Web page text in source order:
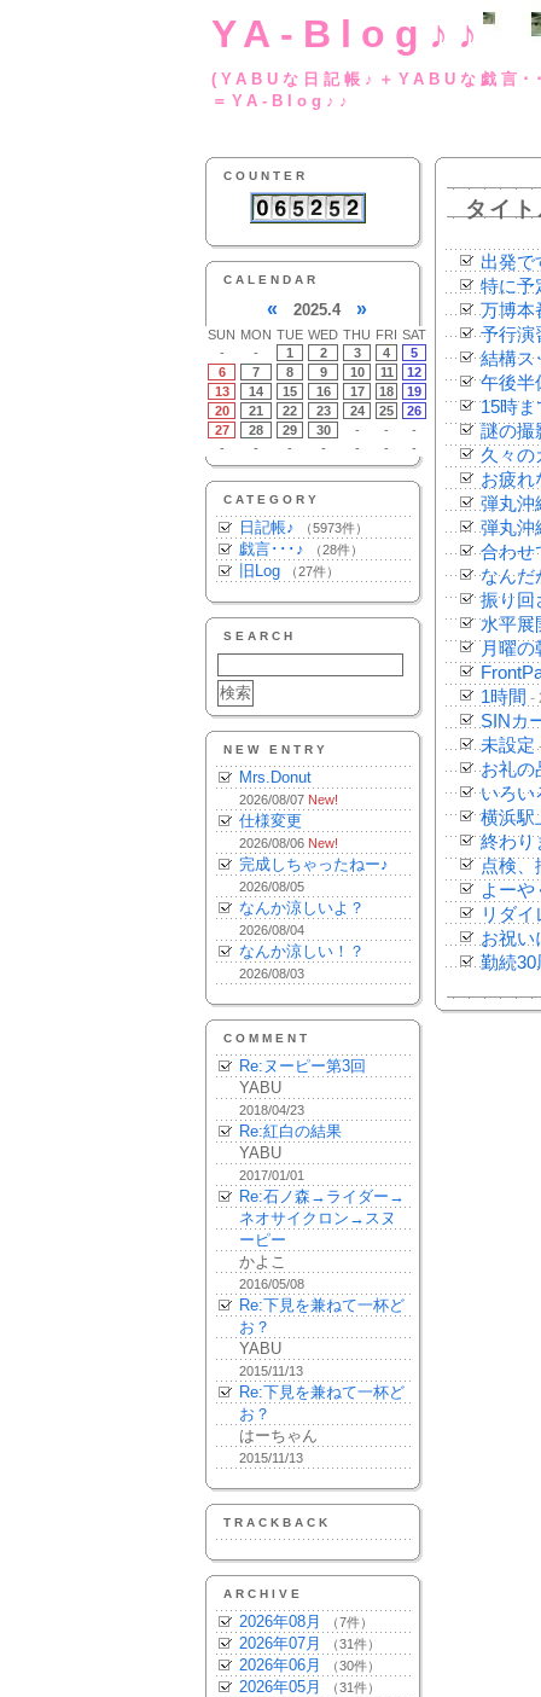
YA-Blog♪♪
(YABUな日記帳♪
＝YA-Blog♪♪
COUNTER
CALENDAR
« 2025.4 »
SUN MON TUE WED THU FRI SAT
-
- 1 2 3 4
5
6
7 8 9 10 11
12
13
14 15 16 17 18
19
20
21 22 23 24 25
26
27
28 29 30 - -
-
-
- - - - - -
CATEGORY
日記帳♪ （5973件）
戯言･･･♪ （28件）
旧Log （27件）
SEARCH
NEW ENTRY
Mrs.Donut
2026/08/07 New!
仕様変更
2026/08/06 New!
完成しちゃったねー♪
2026/08/05
なんか涼しいよ？
2026/08/04
なんか涼しい！？
2026/08/03
COMMENT
Re:ヌーピー第3回
YABU
2018/04/23
Re:紅白の結果
YABU
2017/01/01
Re:石ノ森→ライダー→
ネオサイクロン→スヌ
ーピー
かよこ
2016/05/08
Re:下見を兼ねて一杯ど
お？
YABU
2015/11/13
Re:下見を兼ねて一杯ど
お？
はーちゃん
2015/11/13
TRACKBACK
ARCHIVE
2026年08月 （7件）
2026年07月 （31件）
2026年06月 （30件）
2026年05月 （31件）
タイ
出発で
特に予
万博本
予行演
結構ス
午後半
15時ま
謎の撮
久々の
お疲れ
弾丸沖
弾丸沖
合わせ
なんだ
振り回
水平展
月曜の
1時間 -
SINカ
未設定
お礼の
いろい
横浜駅
終わり
点検、
よーや
リダ
お祝い
勤続30